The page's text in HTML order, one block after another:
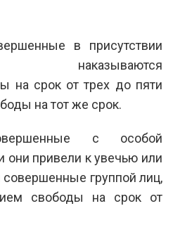
в присутствии
наказываются
на срок от трех до пяти
на тот же срок.
с особой
они привели к увечью или
совершенные группой лиц,
свободы на срок от